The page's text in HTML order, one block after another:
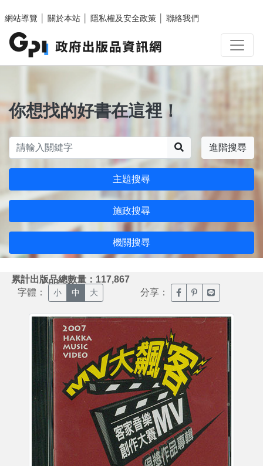
網站導覽
關於本站 隱私權及安全政策 聯絡我們
你想找的好書在這裡！
進階搜尋
主題搜尋
施政搜尋
機關搜尋
累計出版品總數量：117,867
字體： 小 中 大 分享： 臉書分享(另開新視窗)
噗浪分享(另開新
Line分享(另